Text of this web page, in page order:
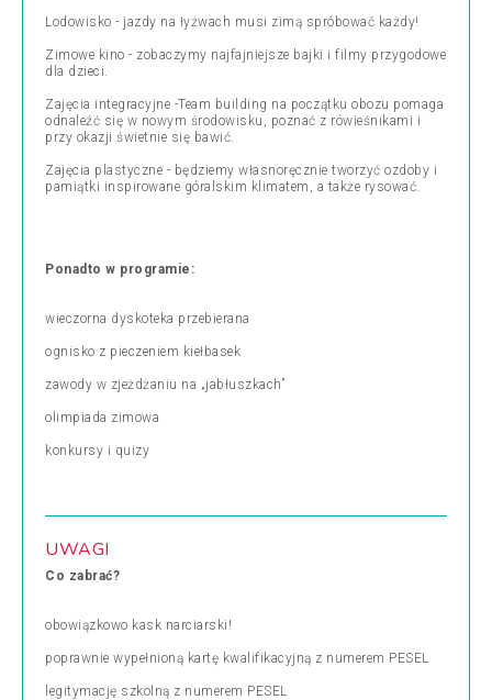
Lodowisko - jazdy na łyżwach musi zimą spróbować każdy!
Zimowe kino - zobaczymy najfajniejsze bajki i filmy przygodowe
dla dzieci.
Zajęcia integracyjne -Team building na początku obozu pomaga
odnaleźć się w nowym środowisku, poznać z rówieśnikami i
przy okazji świetnie się bawić.
Zajęcia plastyczne - będziemy własnoręcznie tworzyć ozdoby i
pamiątki inspirowane góralskim klimatem, a także rysować.
Ponadto w programie:
wieczorna dyskoteka przebierana
ognisko z pieczeniem kiełbasek
zawody w zjeżdżaniu na „jabłuszkach”
olimpiada zimowa
konkursy i quizy
UWAGI
Co zabrać?
obowiązkowo kask narciarski!
poprawnie wypełnioną kartę kwalifikacyjną z numerem PESEL
legitymację szkolną z numerem PESEL